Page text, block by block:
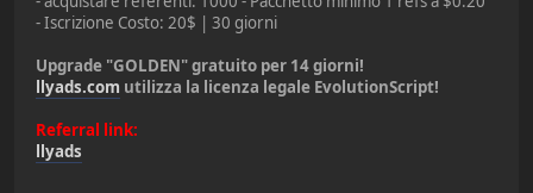
- Iscrizione Costo: 20$ | 30 giorni
Upgrade "GOLDEN" gratuito per 14 giorni!
llyads.com utilizza la licenza legale EvolutionScript!
Referral link:
llyads